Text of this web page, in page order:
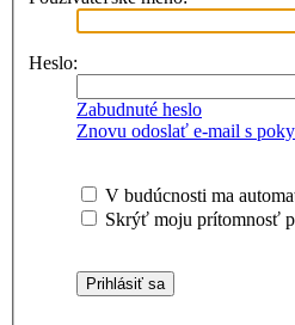
Heslo:
Zabudnuté heslo
Znovu odoslať e-mail s
V budúcnosti ma
Skrýť moju prítomnosť